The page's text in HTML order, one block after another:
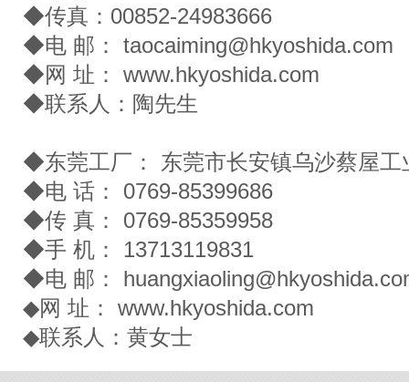
◆传真：00852-24983666
◆电 邮： taocaiming@hkyoshida.com
◆网 址： www.hkyoshida.com
◆联系人：陶先生
◆东莞工厂： 东莞市长安镇乌沙蔡屋工
◆电 话： 0769-85399686
◆传 真： 0769-85359958
◆手 机： 13713119831
◆电 邮：
◆网 址： www.hkyoshida.com
◆联系人：黄女士